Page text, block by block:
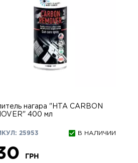
нагара "HTA CARBON
400 мл
25953 В НАЛИЧИИ
ГРН